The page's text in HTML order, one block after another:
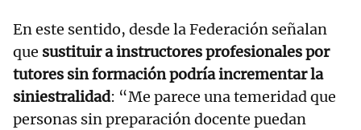
En este sentido, desde la Federación señalan
que sustituir a instructores profesionales por
tutores sin formación podría incrementar la
siniestralidad: “Me parece una temeridad que
personas sin preparación docente puedan